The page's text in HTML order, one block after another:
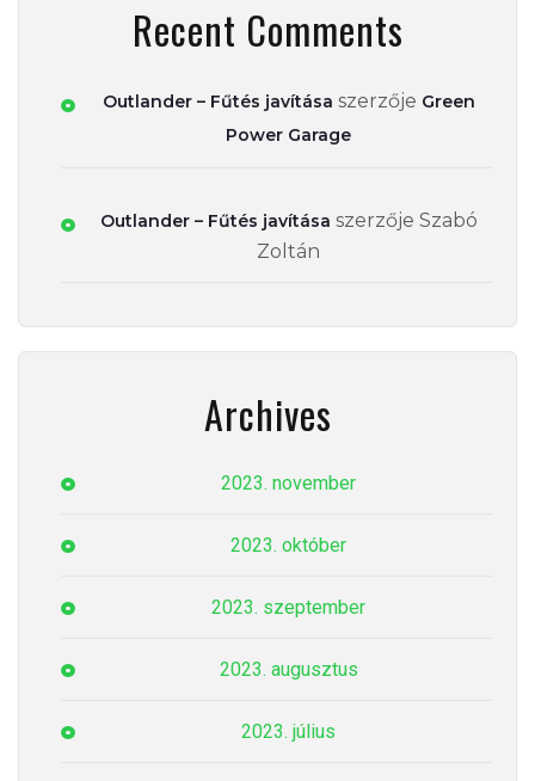
Recent Comments
Outlander – Fűtés javítása szerzője Green
Power Garage
Outlander – Fűtés javítása szerzője Szabó
Zoltán
Archives
2023. november
2023. október
2023. szeptember
2023. augusztus
2023. július